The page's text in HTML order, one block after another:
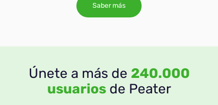
Saber más
Únete a más de 240.000
usuariosde Peater